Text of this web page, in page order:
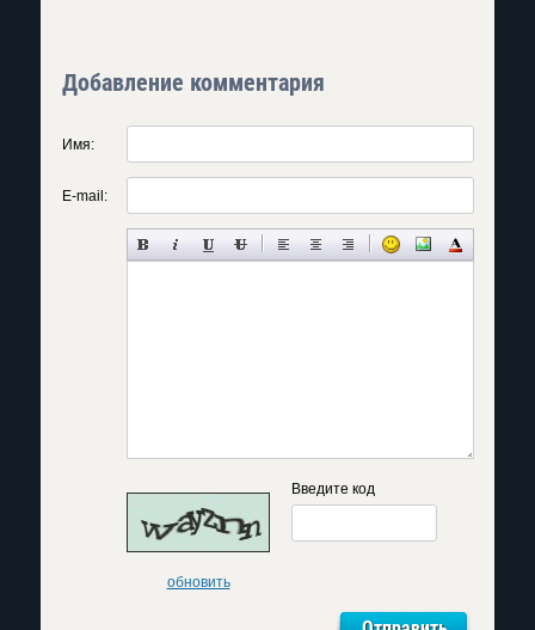
Добавление комментария
Имя:
E-mail:
обновить
Введите код